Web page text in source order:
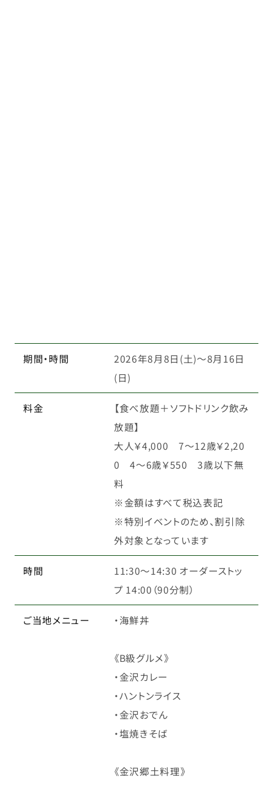
期間・時間
2026年8月8日(土)～8月16日
(日)
料金
【食べ放題＋ソフトドリンク飲み
放題】
大人￥4,000 7～12歳￥2,20
0 4～6歳￥550 3歳以下無
料
※金額はすべて税込表記
※特別イベントのため、割引除
外対象となっています
時間
11:30〜14:30 オーダーストッ
プ 14:00（90分制）
ご当地メニュー ・海鮮丼
《B級グルメ》
・金沢カレー
・ハントンライス
・金沢おでん
・塩焼きそば
《金沢郷土料理》